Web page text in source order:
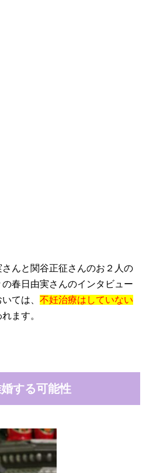
んと関谷正征さんのお２人の
春日由実さんのインタビュー
ては、 不妊治療はしていない
ます。
する可能性